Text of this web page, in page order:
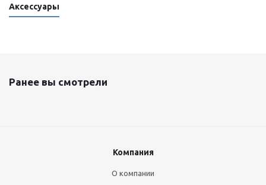
Аксессуары
Ранее вы смотрели
Компания
О компании